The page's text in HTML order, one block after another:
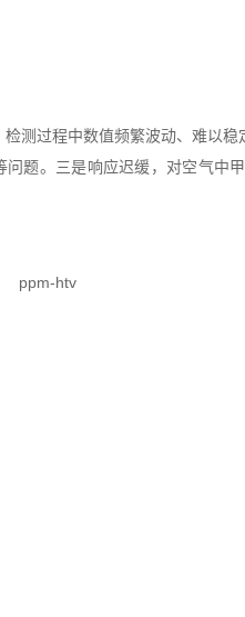
过程中数值频繁波动、难以稳
题。三是响应迟缓，对空气中